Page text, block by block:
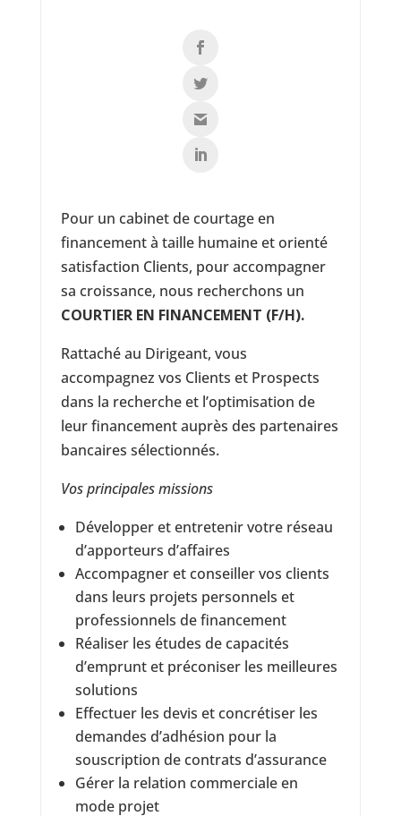
Pour un cabinet de courtage en
financement à taille humaine et orienté
satisfaction Clients, pour accompagner
sa croissance, nous recherchons un
COURTIER EN FINANCEMENT (F/H).
Rattaché au Dirigeant, vous
accompagnez vos Clients et Prospects
dans la recherche et l’optimisation de
leur financement auprès des partenaires
bancaires sélectionnés.
Vos principales missions
Développer et entretenir votre réseau
d’apporteurs d’affaires
Accompagner et conseiller vos clients
dans leurs projets personnels et
professionnels de financement
Réaliser les études de capacités
d’emprunt et préconiser les meilleures
solutions
Effectuer les devis et concrétiser les
demandes d’adhésion pour la
souscription de contrats d’assurance
Gérer la relation commerciale en
mode projet